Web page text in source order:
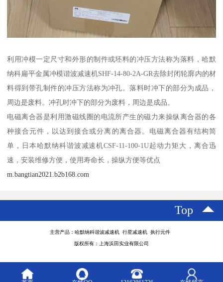
利用冲模一定尺寸和外形的制件或坯料的冲压方法称为落料，哈默
纳科扁平金属冲模谐波减速机SHF-14-80-2A-GR去除封闭轮廓内的材
料得到带孔制件的冲压方法称为冲孔。落料时冲下的部分为成品，
周边是废料。冲孔时冲下的部分为废料，周边是成品。
电磁离合器是利用激磁线圈的电流所产生的磁力来操纵离合器的各
种接合元件，以达到接合或分离的离合器。电磁离合器有结构简
单，日本哈默纳科谐波减速机CSF-11-100-1U起动力矩大，离合迅
速，安装维修方便，使用寿命长，操纵方便等优点
m.bangtian2021.b2b168.com
Top
主营产品：哈默纳科谐波减速机 行星减速机 执行元件
版权所有：上海浜田实业有限公司